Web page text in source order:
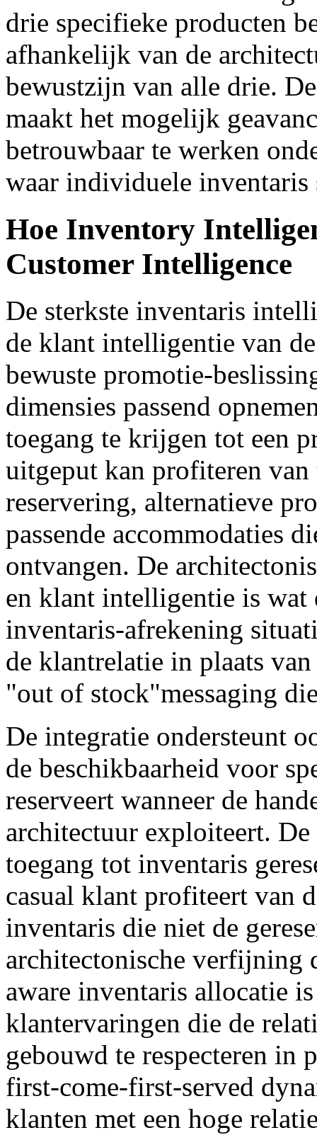
drie specifieke producten
afhankelijk van de
bewustzijn van alle drie.
maakt het mogelijk
betrouwbaar te werken
waar individuele inventaris
Hoe Inventory
Customer Intelligence
De sterkste inventaris
de klant intelligentie van
bewuste promotie-
dimensies passend
toegang te krijgen tot een
uitgeput kan profiteren
reservering, alternatieve
passende accommodaties
ontvangen. De
en klant intelligentie is wat
inventaris-afrekening
de klantrelatie in plaats
"out of stock"messaging
De integratie ondersteunt
de beschikbaarheid voor
reserveert wanneer de
architectuur exploiteert.
toegang tot inventaris
casual klant profiteert van
inventaris die niet de
architectonische verfijning
aware inventaris allocatie
klantervaringen die de
gebouwd te respecteren in
first-come-first-served
klanten met een hoge